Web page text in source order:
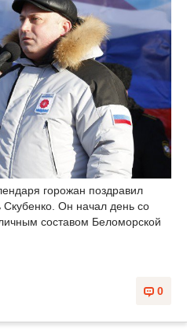
горожан поздравил
Скубенко. Он начал день со
составом Беломорской
0